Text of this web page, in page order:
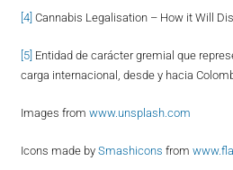
[4] Cannabis Legalisation – How it Will
[5] Entidad de carácter gremial que
carga internacional, desde y hacia
Images from www.unsplash.com
Icons made by Smashicons from